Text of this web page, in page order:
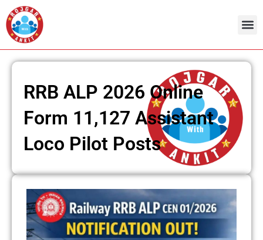
Skip
to
content
RRB ALP 2026 Online
Form 11,127 Assistant
Loco Pilot Posts